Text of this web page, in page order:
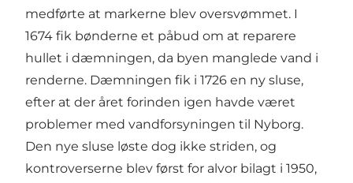
medførte at markerne blev oversvømmet. I
1674 fik bønderne et påbud om at reparere
hullet i dæmningen, da byen manglede vand i
renderne. Dæmningen fik i 1726 en ny sluse,
efter at der året forinden igen havde været
problemer med vandforsyningen til Nyborg.
Den nye sluse løste dog ikke striden, og
kontroverserne blev først for alvor bilagt i 1950,